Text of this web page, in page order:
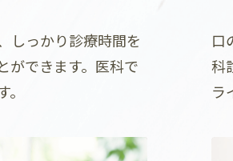
しっかり診療時間を
ができます。医科で
口
科
ラ